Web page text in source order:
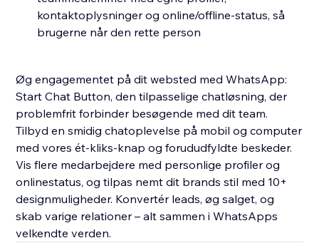
kontaktoplysninger og online/offline-status, så
brugerne når den rette person
Øg engagementet på dit websted med WhatsApp:
Start Chat Button, den tilpasselige chatløsning, der
problemfrit forbinder besøgende med dit team.
Tilbyd en smidig chatoplevelse på mobil og computer
med vores ét-kliks-knap og forududfyldte beskeder.
Vis flere medarbejdere med personlige profiler og
onlinestatus, og tilpas nemt dit brands stil med 10+
designmuligheder. Konvertér leads, øg salget, og
skab varige relationer – alt sammen i WhatsApps
velkendte verden.